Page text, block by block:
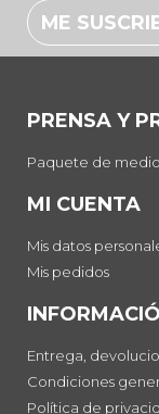
ME
PRENSA Y
Paquete de
MI CUENTA
Mis datos
Mis pedidos
Entrega,
Condiciones
Política de